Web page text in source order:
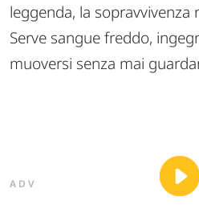
leggenda, la sopravvivenza
Serve sangue freddo,
muoversi senza mai
ADV